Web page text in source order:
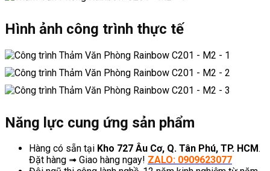
Hình ảnh công trình thực tế
Năng lực cung ứng sản phẩm
Hàng có sẵn tại Kho 727 Âu Cơ, Q. Tân Phú, TP. HCM.
Đặt hàng ➟ Giao hàng ngay! ZALO: 0909623077